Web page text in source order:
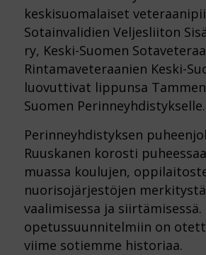
keskisuomalaiset
Sotainvalidien Veljesliiton
ry, Keski-Suomen
Rintamaveteraanien Keski-
luovuttivat lippunsa
Suomen Perinneyhdistykselle.
Perinneyhdistyksen
Ruuskanen korosti
muassa koulujen,
nuorisojärjestöjen
vaalimisessa ja siirtämisessä.
opetussuunnitelmiin on
viime sotiemme historiaa.